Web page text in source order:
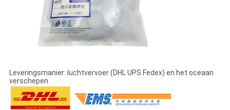
Leveringsmanier: luchtvervoer (DHL UPS Fedex) en het oceaan
verschepen